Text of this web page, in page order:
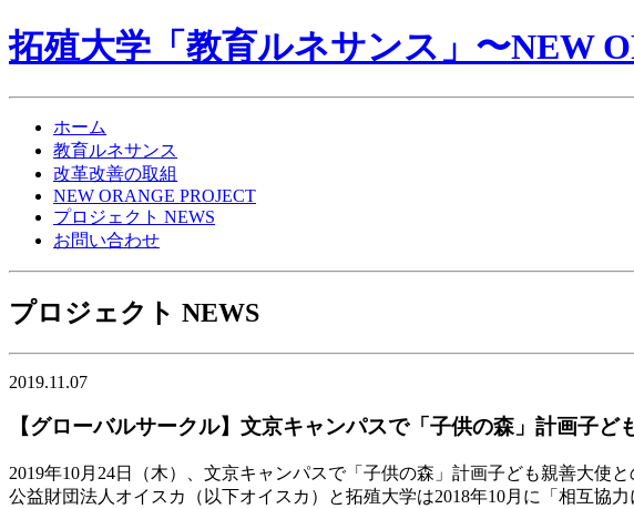
拓殖大学「教育ルネサンス」〜NEW
ホーム
教育ルネサンス
改革改善の取組
NEW ORANGE PROJECT
プロジェクト NEWS
お問い合わせ
プロジェクト NEWS
2019.11.07
【グローバルサークル】文京キャンパスで「子供の森」計画子ど
2019年10月24日（木）、文京キャンパスで「子供の森」計画子ども親善大使と
公益財団法人オイスカ（以下オイスカ）と拓殖大学は2018年10月に「相互協